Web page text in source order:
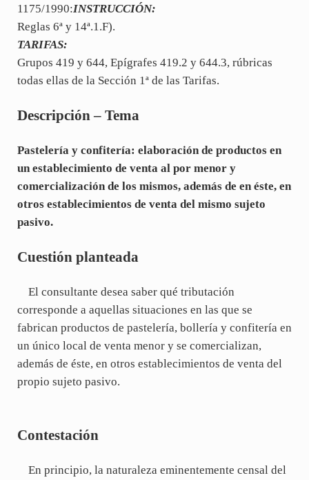
1175/1990:INSTRUCCIÓN:
Reglas 6ª y 14ª.1.F).
TARIFAS:
Grupos 419 y 644, Epígrafes 419.2 y 644.3, rúbricas
todas ellas de la Sección 1ª de las Tarifas.
Descripción – Tema
Pastelería y confitería: elaboración de productos en
un establecimiento de venta al por menor y
comercialización de los mismos, además de en éste, en
otros establecimientos de venta del mismo sujeto
pasivo.
Cuestión planteada
El consultante desea saber qué tributación
corresponde a aquellas situaciones en las que se
fabrican productos de pastelería, bollería y confitería en
un único local de venta menor y se comercializan,
además de éste, en otros establecimientos de venta del
propio sujeto pasivo.
Contestación
En principio, la naturaleza eminentemente censal del